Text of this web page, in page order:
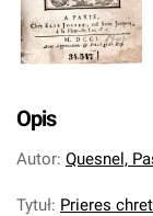
Opis
Autor: Quesnel,
Tytuł: Prieres